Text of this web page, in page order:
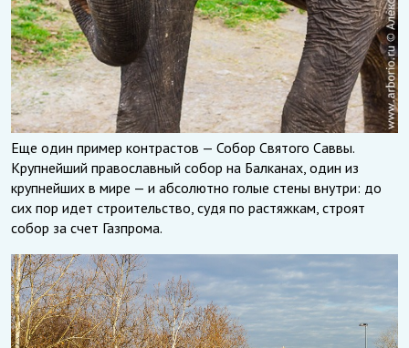
Еще один пример контрастов — Собор Святого Саввы.
Крупнейший православный собор на Балканах, один из
крупнейших в мире — и абсолютно голые стены внутри: до
сих пор идет строительство, судя по растяжкам, строят
собор за счет Газпрома.